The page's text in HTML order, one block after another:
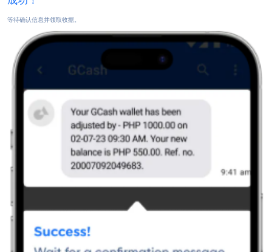
等待确认信息并领取收据。